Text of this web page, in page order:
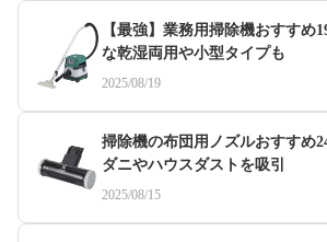
【最強】業務用掃除機おすすめ
な乾湿両用や小型タイプも
2025/08/19
掃除機の布団用ノズルおすすめ
ダニやハウスダストを吸引
2025/08/15